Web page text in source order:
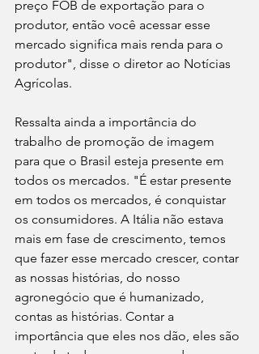
preço FOB de exportação para o
produtor, então você acessar esse
mercado significa mais renda para o
produtor", disse o diretor ao Notícias
Agrícolas.
Ressalta ainda a importância do
trabalho de promoção de imagem
para que o Brasil esteja presente em
todos os mercados. "É estar presente
em todos os mercados, é conquistar
os consumidores. A Itália não estava
mais em fase de crescimento, temos
que fazer esse mercado crescer, contar
as nossas histórias, do nosso
agronegócio que é humanizado,
contas as histórias. Contar a
importância que eles nos dão, eles são